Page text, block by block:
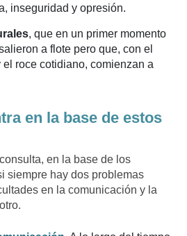
inseguridad y opresión.
, que en un primer momento
a flote pero que, con el
roce cotidiano, comienzan a
en la base de estos
en la base de los
siempre hay dos problemas
en la comunicación y la